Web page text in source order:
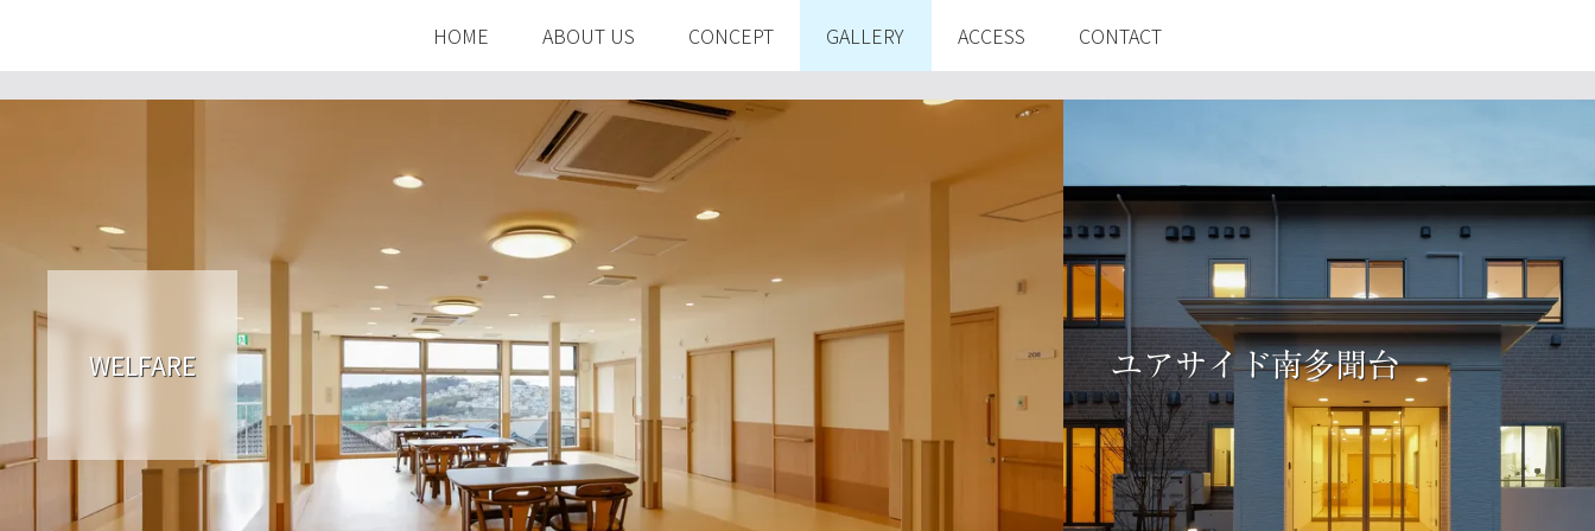
HOME ABOUT US CONCEPT GALLERY ACCESS CONTACT
WELFARE ユアサイド南多聞台